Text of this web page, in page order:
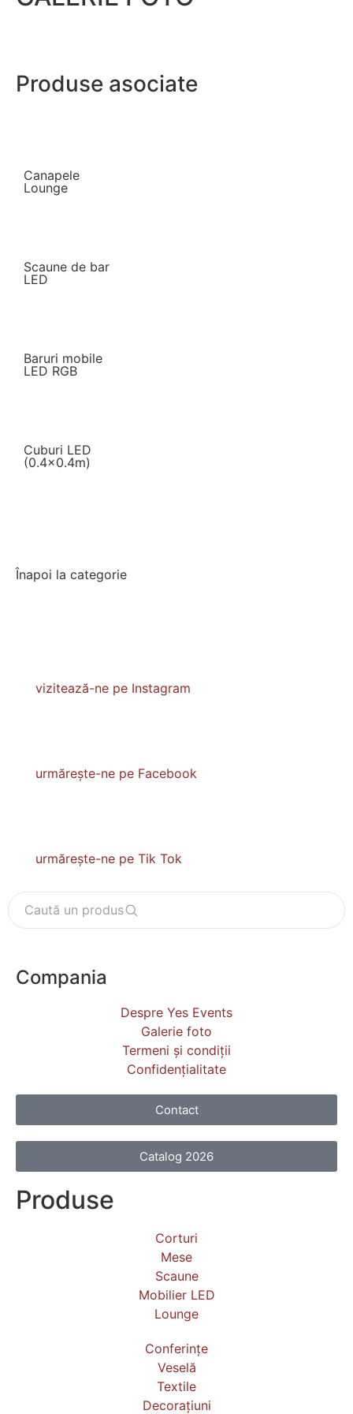
Produse asociate
Canapele
Lounge
Scaune de bar
LED
Baruri mobile
LED RGB
Cuburi LED
(0.4×0.4m)
Înapoi la categorie
vizitează-ne pe Instagram
urmărește-ne pe Facebook
urmărește-ne pe Tik Tok
Caută un produs
Compania
Despre Yes Events
Galerie foto
Termeni și condiții
Confidențialitate
Contact
Catalog 2026
Produse
Corturi
Mese
Scaune
Mobilier LED
Lounge
Conferințe
Veselă
Textile
Decorațiuni